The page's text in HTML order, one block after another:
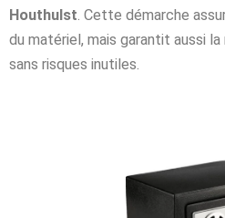
Houthulst. Cette démarche
du matériel, mais garantit aussi
sans risques inutiles.